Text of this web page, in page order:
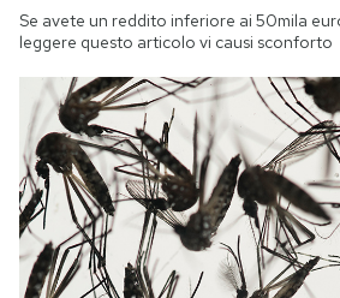
Se avete un reddito inferiore ai 50mila
leggere questo articolo vi causi sconforto